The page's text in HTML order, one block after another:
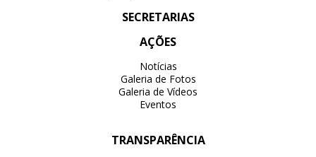
SECRETARIAS
AÇÕES
Notícias
Galeria de Fotos
Galeria de Vídeos
Eventos
TRANSPARÊNCIA